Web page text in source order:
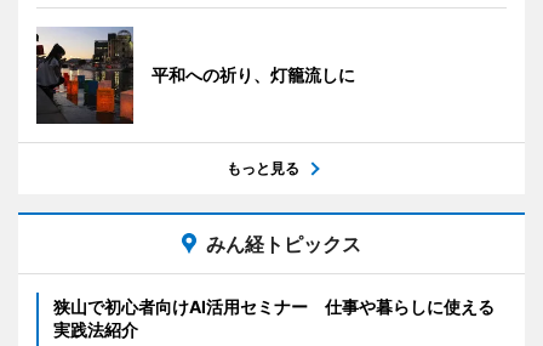
平和への祈り、灯籠流しに
もっと見る
みん経トピックス
狭山で初心者向けAI活用セミナー 仕事や暮らしに使える
実践法紹介